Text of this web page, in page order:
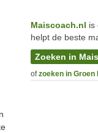
Maiscoach.nl is
helpt de beste
Zoeken in
ofzoeken in Groen